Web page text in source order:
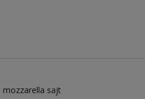
mozzarella sajt